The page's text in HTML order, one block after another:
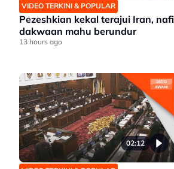
VIDEO TERKINI & POPULAR
Pezeshkian kekal terajui Iran, nafi
dakwaan mahu berundur
13 hours ago
02:12